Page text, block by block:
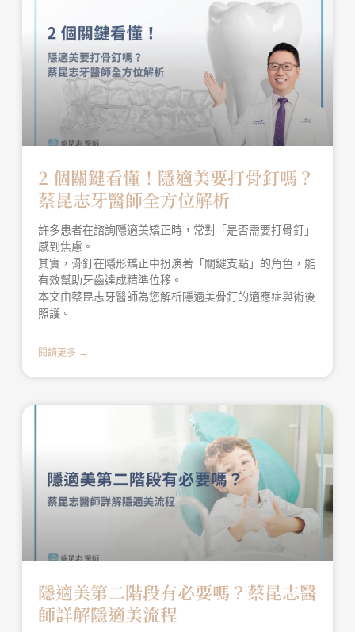
2 個關鍵看懂！隱適美要打骨釘嗎？
蔡昆志牙醫師全方位解析
許多患者在諮詢隱適美矯正時，常對「是否需要打骨釘」
感到焦慮。
其實，骨釘在隱形矯正中扮演著「關鍵支點」的角色，能
有效幫助牙齒達成精準位移。
本文由蔡昆志牙醫師為您解析隱適美骨釘的適應症與術後
照護。
閱讀更多 →
隱適美第二階段有必要嗎？蔡昆志醫
師詳解隱適美流程